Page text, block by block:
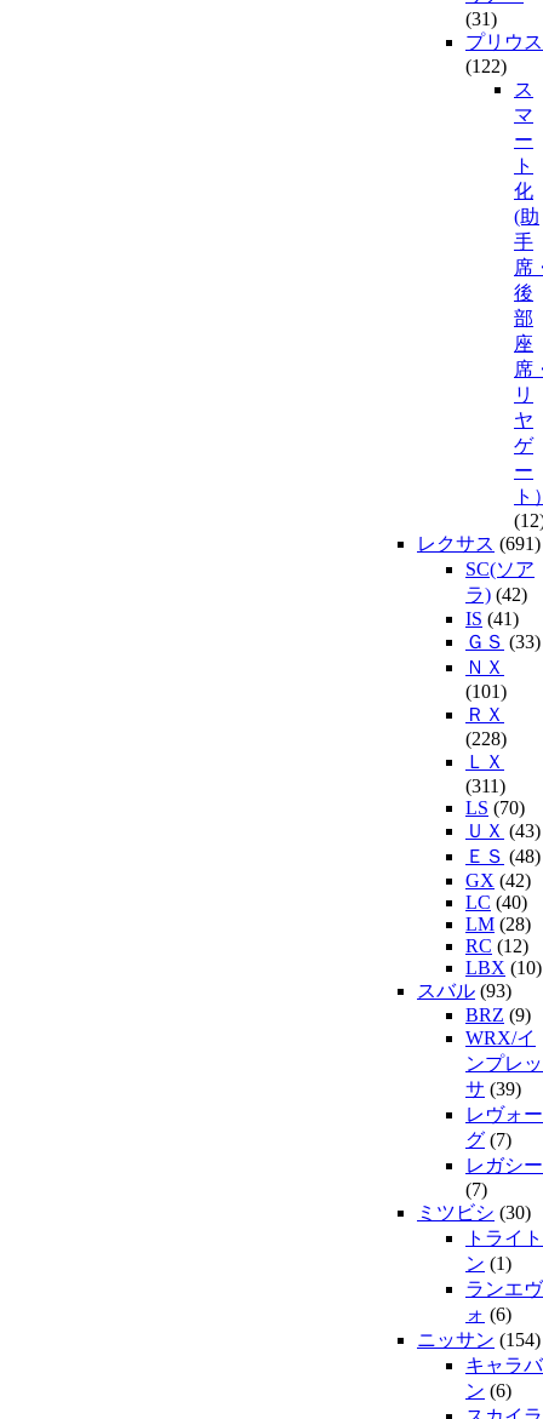
(31)
プリウス
(122)
ス
マ
ー
ト
化
(助
手
席
後
部
座
席
リ
ヤ
ゲ
ー
ト
レクサス (691)
SC(ソア
ラ) (42)
IS (41)
ＧＳ (33)
ＮＸ
(101)
ＲＸ
(228)
ＬＸ
(311)
LS (70)
ＵＸ (43)
ＥＳ (48)
GX (42)
LC (40)
LM (28)
RC (12)
LBX (10)
スバル (93)
BRZ (9)
WRX/イ
ンプレッ
サ (39)
レヴォー
グ (7)
レガシー
(7)
ミツビシ (30)
トライト
ン (1)
ランエヴ
ォ (6)
ニッサン (154)
キャラバ
ン (6)